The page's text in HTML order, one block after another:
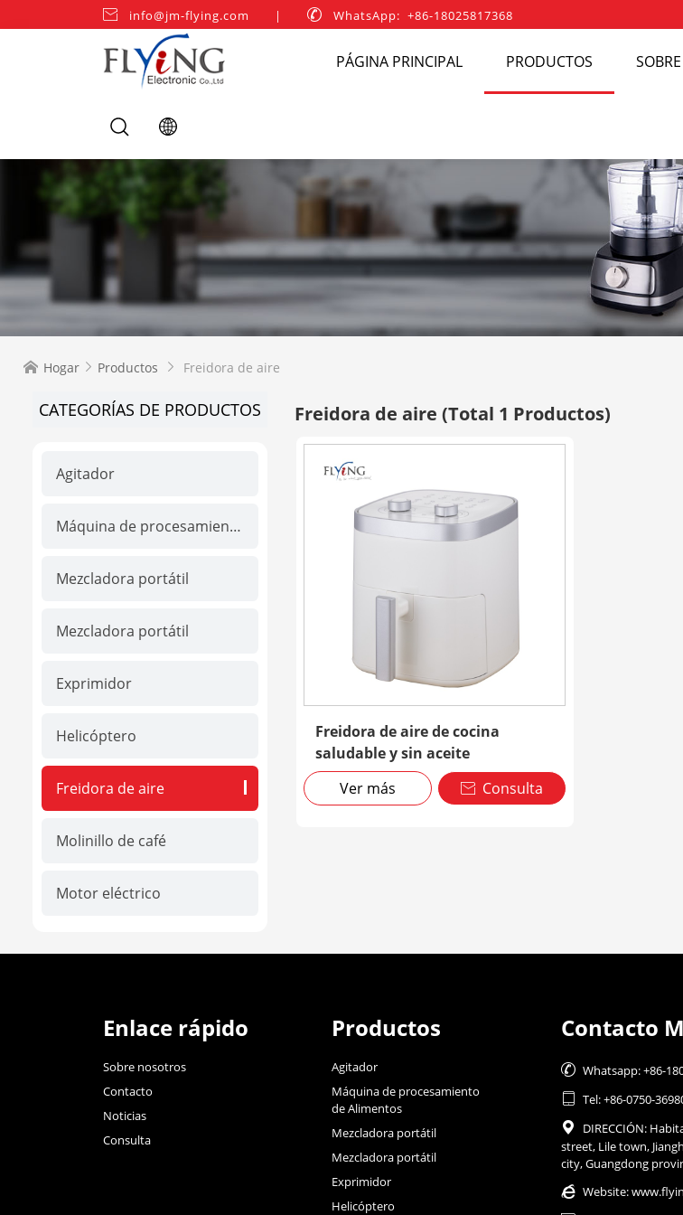
 info@jm-flying.com |  WhatsApp: +86-18025817368
PÁGINA PRINCIPAL PRODUCTOS SOBRE
 Hogar  Productos  Freidora de aire
CATEGORÍAS DE PRODUCTOS
Agitador
Máquina de procesamiento de Alimentos
Mezcladora portátil
Mezcladora portátil
Exprimidor
Helicóptero
Freidora de aire
Molinillo de café
Motor eléctrico
Freidora de aire (Total 1 Productos)
Freidora de aire de cocina
saludable y sin aceite
Ver más
 Consulta
Enlace rápido
Sobre nosotros
Contacto
Noticias
Consulta
Productos
Agitador
Máquina de procesamiento
de Alimentos
Mezcladora portátil
Mezcladora portátil
Exprimidor
Helicóptero
Contacto
 Whatsapp: +86-
 Tel: +86-0750-

DIRECCIÓN:
street, Lile town,
city, Guangdong
 Website: